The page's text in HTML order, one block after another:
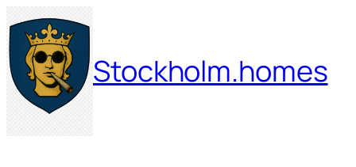
Hoppa
till
innehåll
Stockholm.homes